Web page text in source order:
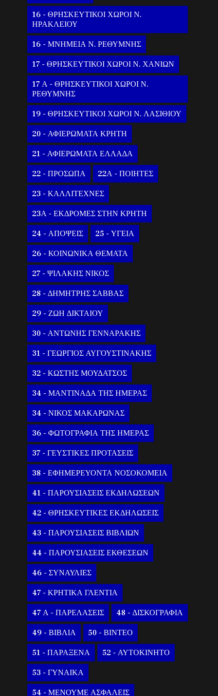
16 - ΘΡΗΣΚΕΥΤΙΚΟΙ ΧΩΡΟΙ Ν.
ΗΡΑΚΛΕΙΟΥ
16 - ΜΝΗΜΕΙΑ Ν. ΡΕΘΥΜΝΗΣ
17 - ΘΡΗΣΚΕΥΤΙΚΟΙ ΧΩΡΟΙ Ν. ΧΑΝΙΩΝ
17 Α - ΘΡΗΣΚΕΥΤΙΚΟΙ ΧΩΡΟΙ Ν.
ΡΕΘΥΜΝΗΣ
19 - ΘΡΗΣΚΕΥΤΙΚΟΙ ΧΩΡΟΙ Ν. ΛΑΣΙΘΙΟΥ
20 - ΑΦΙΕΡΩΜΑΤΑ ΚΡΗΤΗ
21 - ΑΦΙΕΡΩΜΑΤΑ ΕΛΛΑΔΑ
22 - ΠΡΟΣΩΠΑ 22Α - ΠΟΙΗΤΕΣ
23 - ΚΑΛΛΙΤΕΧΝΕΣ
23Α - ΕΚΔΡΟΜΕΣ ΣΤΗΝ ΚΡΗΤΗ
24 - ΑΠΟΨΕΙΣ 25 - ΥΓΕΙΑ
26 - ΚΟΙΝΩΝΙΚΑ ΘΕΜΑΤΑ
27 - ΨΙΛΑΚΗΣ ΝΙΚΟΣ
28 - ΔΗΜΗΤΡΗΣ ΣΑΒΒΑΣ
29 - ΖΩΗ ΔΙΚΤΑΙΟΥ
30 - ΑΝΤΩΝΗΣ ΓΕΝΝΑΡΑΚΗΣ
31 - ΓΕΩΡΓΙΟΣ ΑΥΓΟΥΣΤΙΝΑΚΗΣ
32 - ΚΩΣΤΗΣ ΜΟΥΔΑΤΣΟΣ
34 - ΜΑΝΤΙΝΑΔΑ ΤΗΣ ΗΜΕΡΑΣ
34 - ΝΙΚΟΣ ΜΑΚΑΡΩΝΑΣ
36 - ΦΩΤΟΓΡΑΦΙΑ ΤΗΣ ΗΜΕΡΑΣ
37 - ΓΕΥΣΤΙΚΕΣ ΠΡΟΤΑΣΕΙΣ
38 - ΕΦΗΜΕΡΕΥΟΝΤΑ ΝΟΣΟΚΟΜΕΙΑ
41 - ΠΑΡΟΥΣΙΑΣΕΙΣ ΕΚΔΗΛΩΣΕΩΝ
42 - ΘΡΗΣΚΕΥΤΙΚΕΣ ΕΚΔΗΛΩΣΕΙΣ
43 - ΠΑΡΟΥΣΙΑΣΕΙΣ ΒΙΒΛΙΩΝ
44 - ΠΑΡΟΥΣΙΑΣΕΙΣ ΕΚΘΕΣΕΩΝ
46 - ΣΥΝΑΥΛΙΕΣ
47 - ΚΡΗΤΙΚΑ ΓΛΕΝΤΙΑ
47 Α - ΠΑΡΕΛΑΣΕΙΣ 48 - ΔΙΣΚΟΓΡΑΦΙΑ
49 - ΒΙΒΛΙΑ 50 - ΒΙΝΤΕΟ
51 - ΠΑΡΑΞΕΝΑ 52 - ΑΥΤΟΚΙΝΗΤΟ
53 - ΓΥΝΑΙΚΑ
54 - ΜΕΝΟΥΜΕ ΑΣΦΑΛΕΙΣ